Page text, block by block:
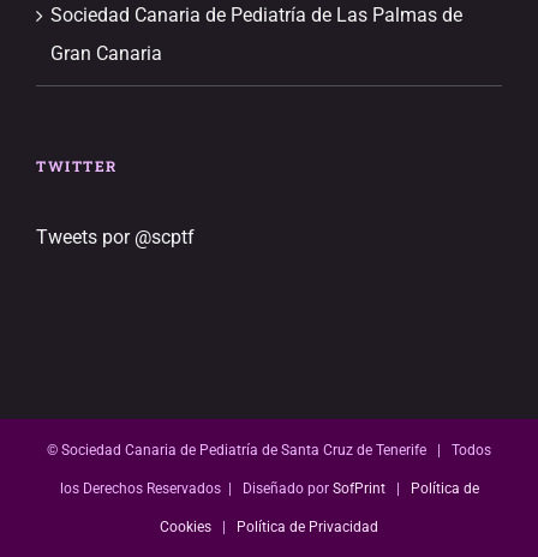
Sociedad Canaria de Pediatría de Las Palmas de
Gran Canaria
TWITTER
Tweets por @scptf
© Sociedad Canaria de Pediatría de Santa Cruz de Tenerife | Todos
los Derechos Reservados | Diseñado por SofPrint| Política de
Cookies | Política de Privacidad